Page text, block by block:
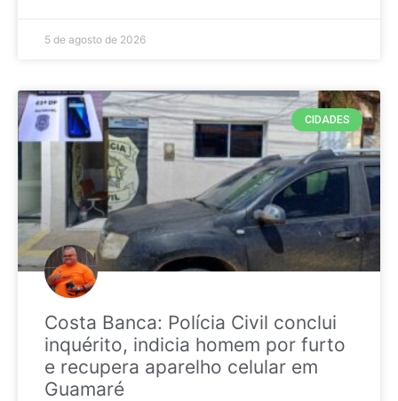
5 de agosto de 2026
CIDADES
Costa Banca: Polícia Civil conclui
inquérito, indicia homem por furto
e recupera aparelho celular em
Guamaré